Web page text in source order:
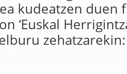
kudeatzen duen
‘Euskal